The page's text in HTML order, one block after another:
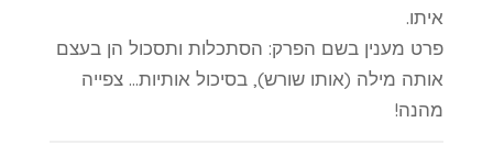
איתו.
פרט מענין בשם הפרק: הסתכלות ותסכול הן בעצם
אותה מילה (אותו שורש), בסיכול אותיות… צפייה
מהנה!